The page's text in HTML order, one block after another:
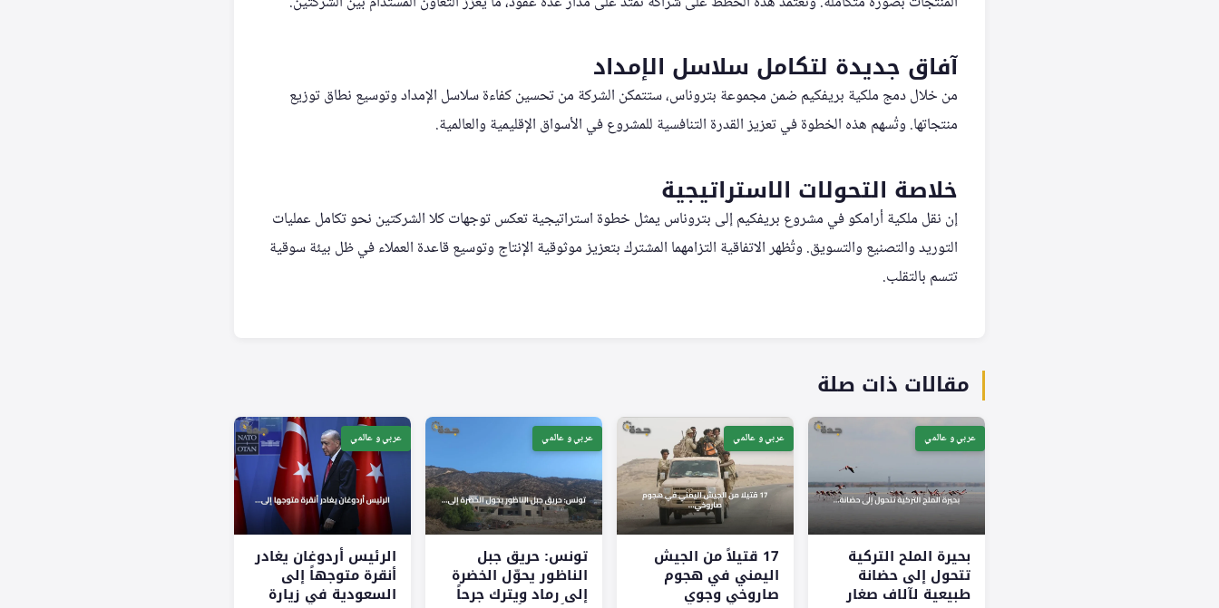
آفاق جديدة لتكامل سلاسل الإمداد
من خلال دمج ملكية بريفكيم ضمن مجموعة بتروناس، ستتمكن الشركة من تحسين كفاءة سلاسل الإمداد وتوسيع نطاق توزيع
منتجاتها. وتُسهم هذه الخطوة في تعزيز القدرة التنافسية للمشروع في الأسواق الإقليمية والعالمية.
خلاصة التحولات الاستراتيجية
إن نقل ملكية أرامكو في مشروع بريفكيم إلى بتروناس يمثل خطوة استراتيجية تعكس توجهات كلا الشركتين نحو تكامل عمليات
التوريد والتصنيع والتسويق. وتُظهر الاتفاقية التزامهما المشترك بتعزيز موثوقية الإنتاج وتوسيع قاعدة العملاء في ظل بيئة سوقية
تتسم بالتقلب.
مقالات ذات صلة
عربي و عالمي
بحيرة الملح التركية
تتحول إلى حضانة
طبيعية لآلاف صغار
عربي و عالمي
17 قتيلاً من الجيش
اليمني في هجوم
صاروخي وجوي
عربي و عالمي
تونس: حريق جبل
الناظور يحوّل الخضرة
إلى رماد ويترك جرحاً
عربي و عالمي
الرئيس أردوغان يغادر
أنقرة متوجهاً إلى
السعودية في زيارة